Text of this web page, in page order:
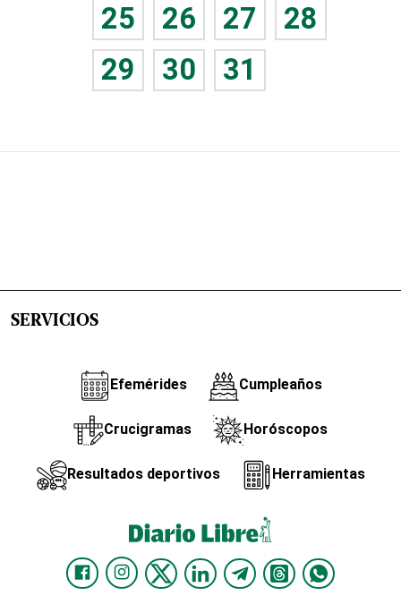
25
26 27
28
29
30 31
SERVICIOS
Efemérides Cumpleaños
Crucigramas Horóscopos
Resultados deportivos Herramientas